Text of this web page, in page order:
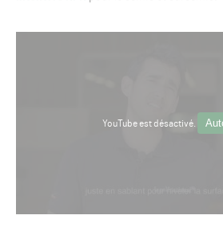
YouTube est désactivé.